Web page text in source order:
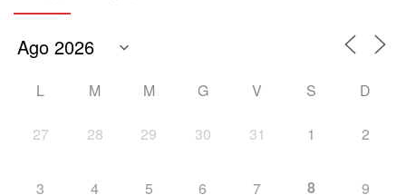
L M M G V S D
27 28 29 30 31 1 2
3 4 5 6 7 8 9